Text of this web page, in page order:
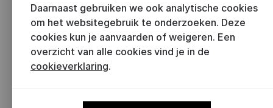
ALLES
AUTEURSRESIDENTIES
Marieke werkt niet op woensdag.
Daarnaast gebruiken we ook analytische cookies
om het websitegebruik te onderzoeken. Deze
cookies kun je aanvaarden of weigeren. Een
overzicht van alle cookies vind je in de
cookieverklaring.